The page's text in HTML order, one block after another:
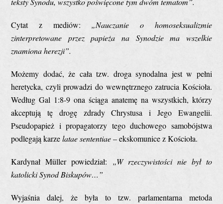
Cytat z mediów: „Nauczanie o homoseksualizmie
zinterpretowane przez papieża na Synodzie ma wszelkie
znamiona herezji”.
Możemy dodać, że cała tzw. droga synodalna jest w pełni
heretycka, czyli prowadzi do wewnętrznego zatrucia Kościoła.
Według Gal 1:8-9 ona ściąga anatemę na wszystkich, którzy
akceptują tę drogę zdrady Chrystusa i Jego Ewangelii.
Pseudopapież i propagatorzy tego duchowego samobójstwa
podlegają karzelatae sententiae– ekskomunice z Kościoła.
Kardynał Müller powiedział: „W rzeczywistości nie był to
katolicki Synod Biskupów…”
Wyjaśnia dalej, że była to tzw. parlamentarna metoda